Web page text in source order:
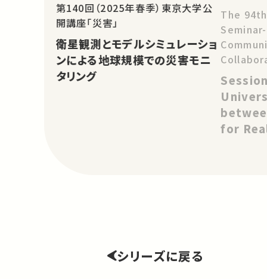
第140回（2025年春季）東京大学公
開講座「災害」
衛星観測とモデルシミュレーショ
ンによる地球規模での災害モニ
タリング
The
and
Project
for
シリーズに戻る